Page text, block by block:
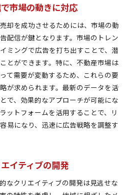
市場の動きに対応
却を成功させるためには、市場の動
配信が鍵となります。市場のトレン
ミングで広告を打ち出すことで、潜
とができます。特に、不動産市場は
て需要が変動するため、これらの要
が求められます。最新のデータを活
で、効果的なアプローチが可能にな
ットフォームを活用することで、リ
易になり、迅速に広告戦略を調整す
イティブの開発
なクリエイティブの開発は見逃せな